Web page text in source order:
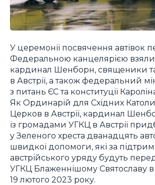
У церемонії посвячення автівок
Федеральною канцелярією взяли
кардинал Шенборн, священики та
в Австрії, а також федеральний
з питань ЄС та конституції
Як Ординарій для Східних
Церков в Австрії, кардинал
із громадами УГКЦ в Австрії
у Зеленого хреста дванадцять
швидкої допомоги, які за
австрійського уряду будуть
УГКЦ Блаженнішому Святославу в
19 лютого 2023 року.